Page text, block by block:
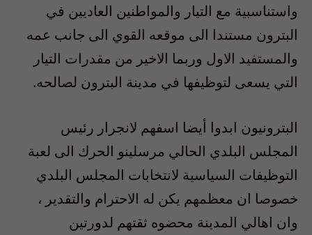
واستناسبية مع التيار والمواطنين العاديين في
البترون مستندا الى موقعه القوي الى جانب عمه
والمستفيد الاول وربما الاخير من مقدرات التيار
التي يسعى لتوظيفها في مدينة البترون لصالحه.
البترونيون ابدوا أيضا اسفهم لانجرار رئيس
المجلس البلدي الحالي مرسلينو الحرك الى لعبة
التوظيفات السياسية لانتخابات المجلس البلدي
خصوصا ان معظمهم يكن له الاحترام والتقدير ،
وان اهالي المدينة محضوه ثقتهم لدورتين